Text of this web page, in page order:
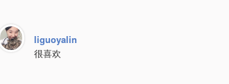
liguoyalin
很喜欢